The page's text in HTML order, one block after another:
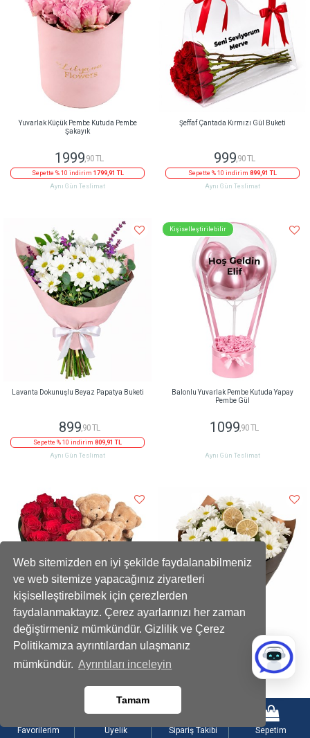
Web sitemizden en iyi şekilde faydalanabilmeniz
ve web sitemize yapacağınız ziyaretleri
kişiselleştirebilmek için çerezlerden
faydalanmaktayız. Çerez ayarlarınızı her zaman
değiştirmeniz mümkündür. Gizlilik ve Çerez
Politikamıza ayrıntılardan ulaşmanız
mümkündür. Ayrıntıları inceleyin
Tamam
Yuvarlak Küçük Pembe Kutuda Pembe
Şakayık
1999,90 TL
Sepette % 10 indirim 1799,91 TL
Aynı Gün Teslimat
Şeffaf Çantada Kırmızı Gül Buketi
999,90 TL
Sepette % 10 indirim 899,91 TL
Aynı Gün Teslimat
Lavanta Dokunuşlu Beyaz Papatya Buketi
899,90 TL
Sepette % 10 indirim 809,91 TL
Aynı Gün Teslimat
Kişiselleştirilebilir
Balonlu Yuvarlak Pembe Kutuda Yapay
Pembe Gül
1099 ,90 TL
Aynı Gün Teslimat
Kadife Kalpli Ayıcıklı Kutuda Çikolatalı
Kırmızı Gül
Sepette % 10 indirim
Limon Dilimli Beyaz Papatya Buketi
809,91 TL
Favorilerim Üyelik Sipariş Takibi Sepetim